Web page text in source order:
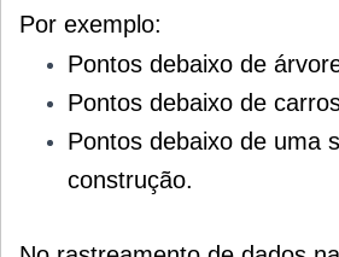
Por exemplo:
Pontos debaixo de
Pontos debaixo de
Pontos debaixo de uma
construção.